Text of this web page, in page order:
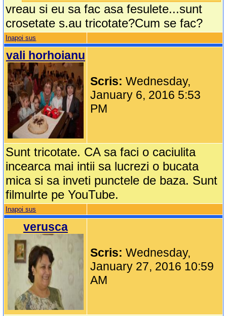
vreau si eu sa fac asa fesulete...sunt
crosetate s.au tricotate?Cum se fac?
Inapoi sus
vali horhoianu
Scris:Wednesday,
January 6, 2016 5:53
PM
Sunt tricotate. CA sa faci o caciulita
incearca mai intii sa lucrezi o bucata
mica si sa inveti punctele de baza. Sunt
filmulrte pe YouTube.
Inapoi sus
verusca
Scris:Wednesday,
January 27, 2016 10:59
AM